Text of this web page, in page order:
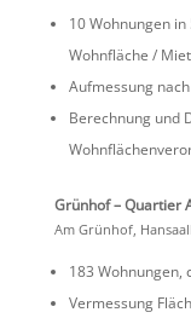
10 Wohnungen
Wohnfläche /
Aufmes­sung
Berech­nung und
Grünhof – Quartier
Am Grünhof,
183 Wohnungen,
Vermes­sung